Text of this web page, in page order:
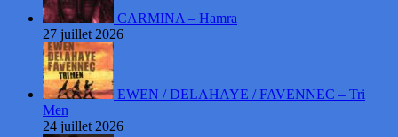
CARMINA – Hamra
27 juillet 2026
EWEN / DELAHAYE / FAVENNEC – Tri
Men
24 juillet 2026